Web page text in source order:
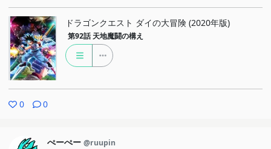
ドラゴンクエスト ダイの大冒険 (2020年版)
第92話 天地魔闘の構え
0 0
ぺーぺー @ruupin